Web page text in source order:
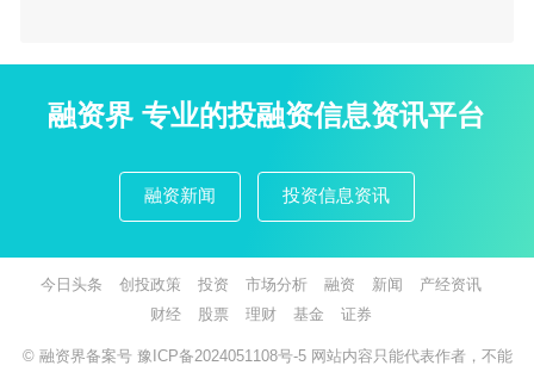
融资界 专业的投融资信息资讯平台
融资新闻 投资信息资讯
今日头条 创投政策 投资 市场分析 融资 新闻
产经资讯
财经
股票 理财 基金 证券
© 融资界备案号 豫ICP备2024051108号-5 网站内容只能代表作者，不能